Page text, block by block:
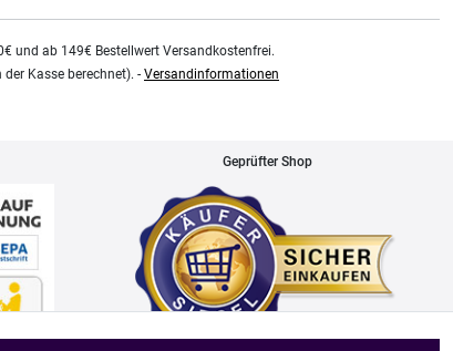
und ab 149€ Bestellwert Versandkostenfrei.
Kasse berechnet). - Versandinformationen
Geprüfter Shop